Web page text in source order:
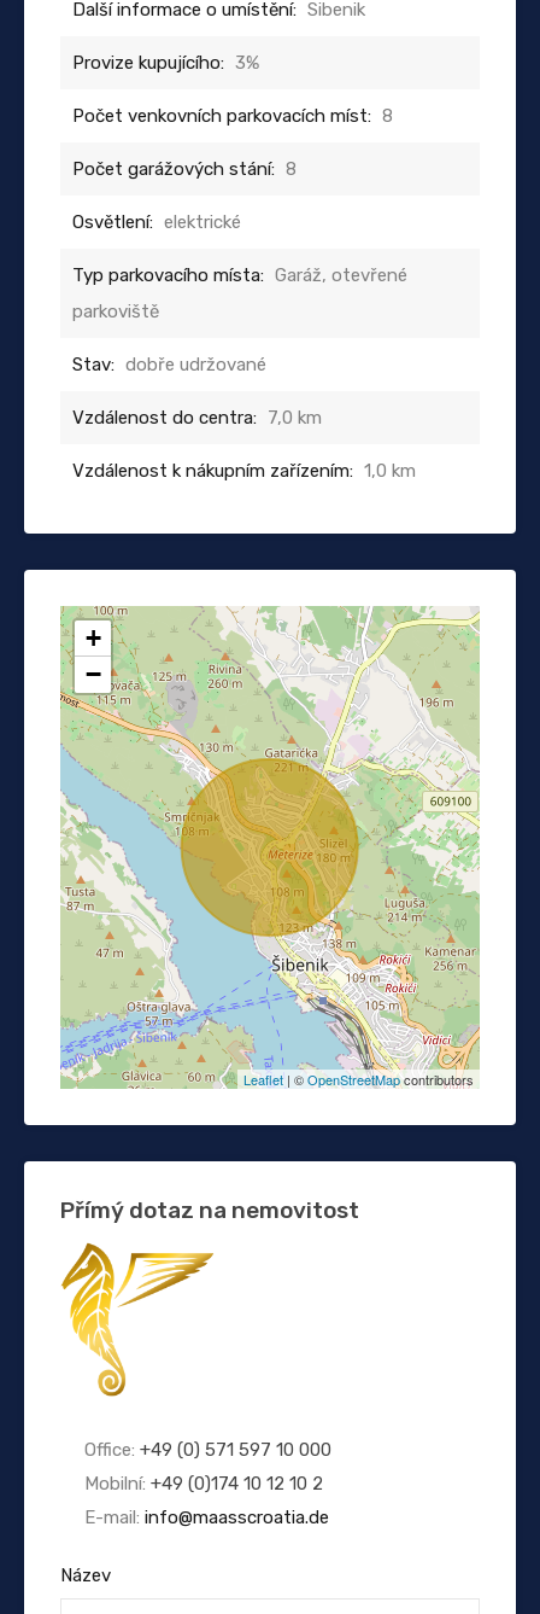
Další informace o umístění: Sibenik
Provize kupujícího: 3%
Počet venkovních parkovacích míst: 8
Počet garážových stání: 8
Osvětlení: elektrické
Typ parkovacího místa: Garáž, otevřené
parkoviště
Stav: dobře udržované
Vzdálenost do centra: 7,0 km
Vzdálenost k nákupním zařízením: 1,0 km
+
−
Leaflet| ©OpenStreetMapcontributors
Přímý dotaz na nemovitost
Office: +49 (0) 571 597 10 000
Mobilní: +49 (0)174 10 12 10 2
E-mail: info@maasscroatia.de
Název